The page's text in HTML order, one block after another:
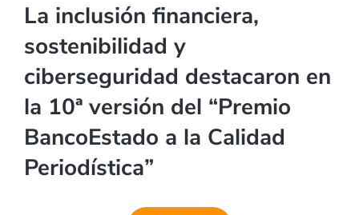
La inclusión financiera,
sostenibilidad y
ciberseguridad destacaron en
la 10ª versión del “Premio
BancoEstado a la Calidad
Periodística”